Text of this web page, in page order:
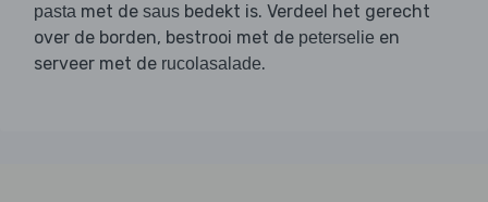
pasta met de saus bedekt is. Verdeel het gerecht
over de borden, bestrooi met de peterselie en
serveer met de rucolasalade.